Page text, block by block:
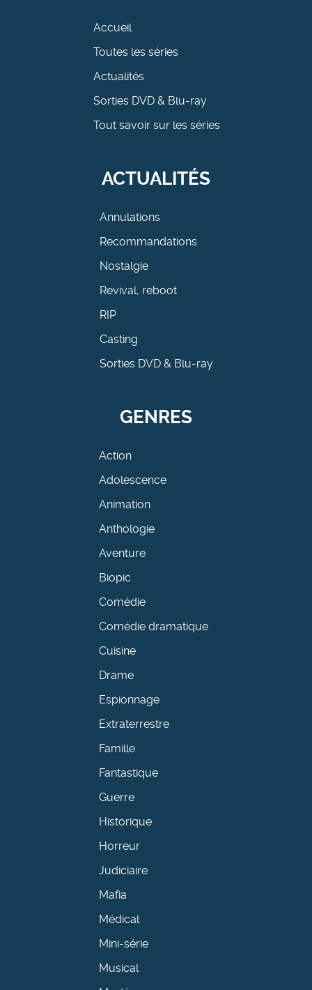
Accueil
Toutes les séries
Actualités
Sorties DVD & Blu-ray
Tout savoir sur les séries
ACTUALITÉS
Annulations
Recommandations
Nostalgie
Revival, reboot
RIP
Casting
Sorties DVD & Blu-ray
GENRES
Action
Adolescence
Animation
Anthologie
Aventure
Biopic
Comédie
Comédie dramatique
Cuisine
Drame
Espionnage
Extraterrestre
Famille
Fantastique
Guerre
Historique
Horreur
Judiciaire
Mafia
Médical
Mini-série
Musical